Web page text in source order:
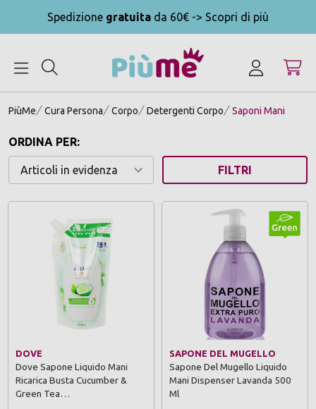
Spedizione gratuita da 60€ -> Scopri di più
PiùMe Cura Persona Corpo Detergenti Corpo Saponi Mani
ORDINA PER:
FILTRI
DOVE
Dove Sapone Liquido Mani
Ricarica Busta Cucumber &
Green Tea…
SAPONE DEL MUGELLO
Sapone Del Mugello Liquido
Mani Dispenser Lavanda 500
Ml